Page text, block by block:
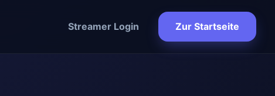
Streamer Login Zur Startseite